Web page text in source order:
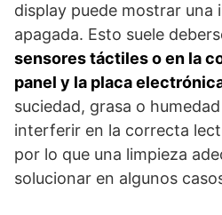
display puede mostrar una
apagada. Esto suele
sensores táctiles o en la
panel y la placa
suciedad, grasa o
interferir en la correcta
por lo que una limpieza
solucionar en algunos